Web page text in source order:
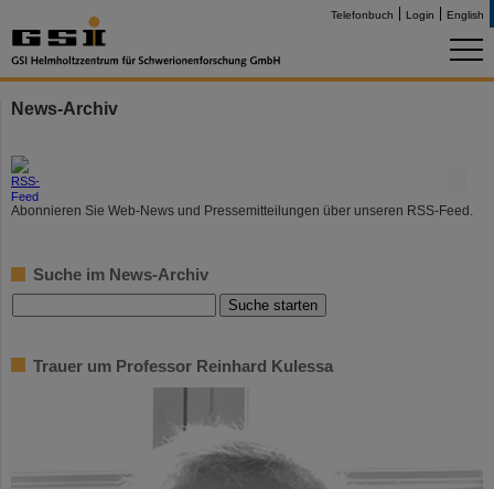
Telefonbuch Login English
News-Archiv
Abonnieren Sie Web-News und Pressemitteilungen über unseren RSS-Feed.
Suche im News-Archiv
Trauer um Professor Reinhard Kulessa